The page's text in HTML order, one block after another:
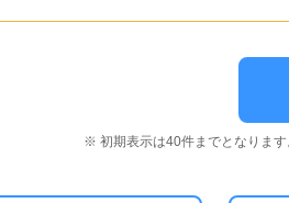
※ 初期表示は40件までとなります